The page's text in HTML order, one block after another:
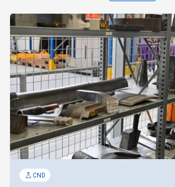
CND